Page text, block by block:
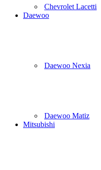
Chevrolet Lacetti
Daewoo
Daewoo Nexia
Daewoo Matiz
Mitsubishi